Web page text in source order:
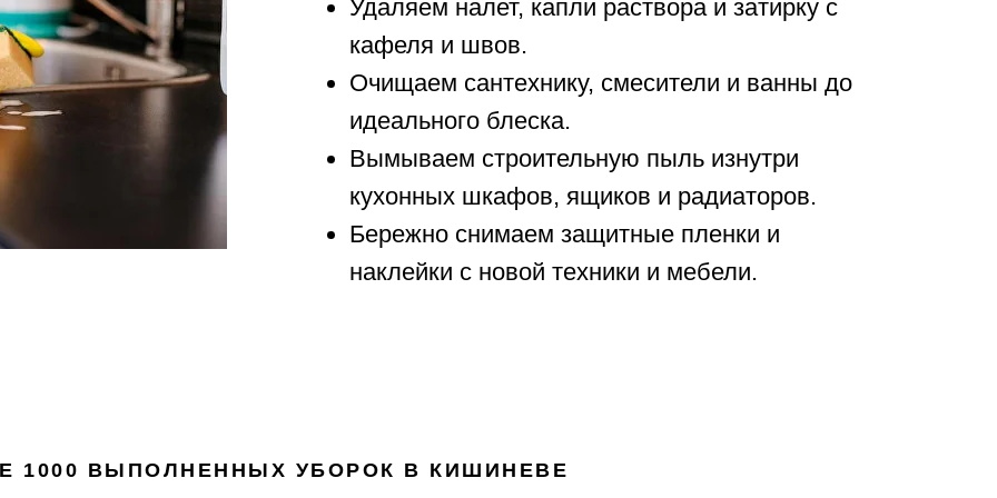
Удаляем налет, капли раствора и затирку с
кафеля и швов.
Очищаем сантехнику, смесители и ванны до
идеального блеска.
Вымываем строительную пыль изнутри
кухонных шкафов, ящиков и радиаторов.
Бережно снимаем защитные пленки и
наклейки с новой техники и мебели.
1000 ВЫПОЛНЕННЫХ УБОРОК В КИШИНЕВЕ